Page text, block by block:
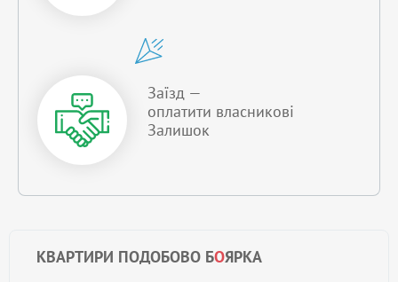
КВАРТИРИ ПОДОБОВО БОЯРКА
Заїзд —
оплатити власникові
Залишок